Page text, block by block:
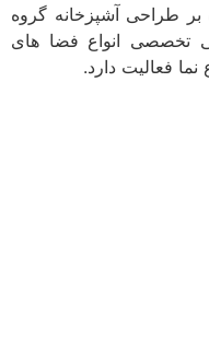
طراحی آشپزخانه گروه
تخصصی انواع فضا های
فعالیت دارد.